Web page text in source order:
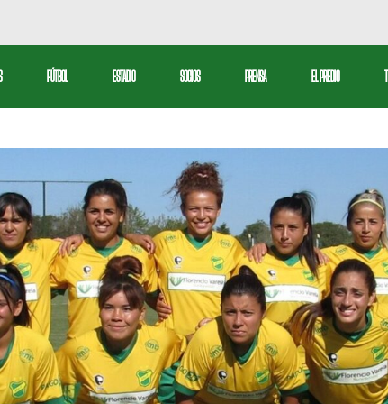
FÚTBOL
Reserva
Fútbol Femenino
ESTADIO SOCIOS PRENSA EL PREDIO
Profesional